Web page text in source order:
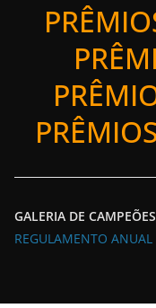
GALERIA DE
REGULAMENTO